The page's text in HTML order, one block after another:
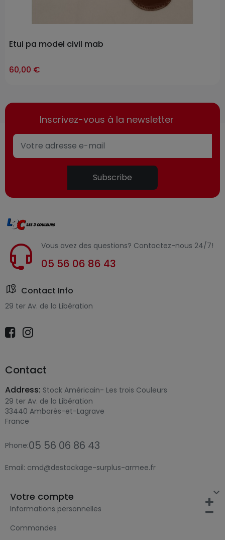
items
Etui pa model civil mab
60,00 €
Inscrivez-vous à la newsletter
Subscribe
Vous avez des questions? Contactez-nous 24/7!
05 56 06 86 43
Contact Info
29 ter Av. de la Libération
Contact
Address: Stock Américain- Les trois Couleurs
29 ter Av. de la Libération
33440 Ambarès-et-Lagrave
France
Phone:05 56 06 86 43
Email: cmd@destockage-surplus-armee.fr

Votre compte
Informations personnelles
Commandes